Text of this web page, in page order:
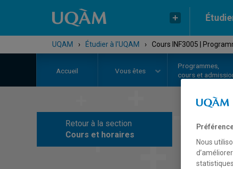
UQAM › Étudier à l'UQAM › Cours INF3005 |
Accueil Vous êtes
Programmes,
cours et
Retour à la section
Cours et horaires
Nous